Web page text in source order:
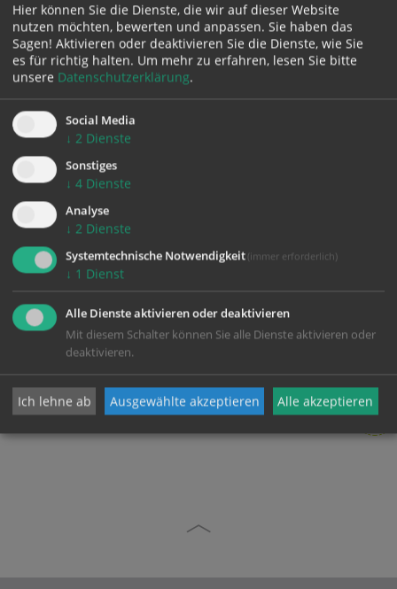
zurück
Hier können Sie die Dienste, die wir auf dieser Website
nutzen möchten, bewerten und anpassen. Sie haben das
Sagen! Aktivieren oder deaktivieren Sie die Dienste, wie Sie
es für richtig halten. Um mehr zu erfahren, lesen Sie bitte
unsere Datenschutzerklärung.
Social Media
↓ 2 Dienste
Sonstiges
↓ 4 Dienste
Analyse
↓ 2 Dienste
Systemtechnische Notwendigkeit (immer erforderlich)
↓ 1 Dienst
Alle Dienste aktivieren oder deaktivieren
Mit diesem Schalter können Sie alle Dienste aktivieren oder
deaktivieren.
Ich lehne ab Ausgewählte akzeptieren Alle akzeptieren